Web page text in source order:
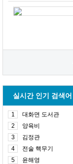
실시간 인기 검색어
1
대화면 도서관
2
양육비
3
김정관
4
전술 핵무기
5
윤해영